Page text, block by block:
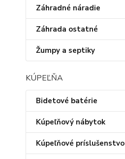
Záhradné náradie
Záhrada ostatné
Žumpy a septiky
KÚPEĽŇA
Bidetové batérie
Kúpeľňový nábytok
Kúpeľňové príslušenstvo